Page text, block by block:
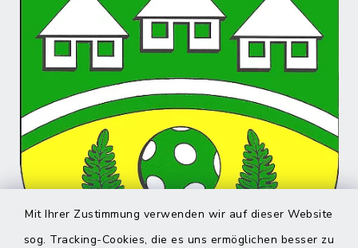
Mit Ihrer Zustimmung verwenden wir auf dieser Website
sog. Tracking-Cookies, die es uns ermöglichen besser zu